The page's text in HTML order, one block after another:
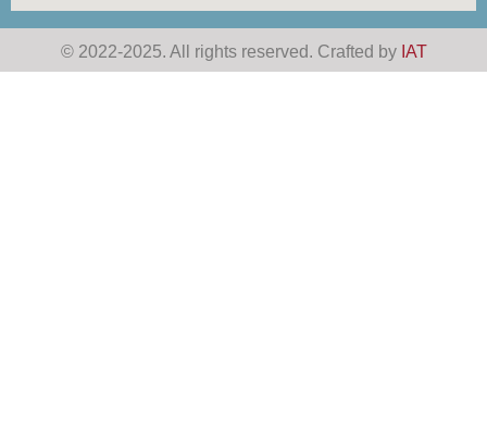
© 2022-2025. All rights reserved. Crafted by IAT